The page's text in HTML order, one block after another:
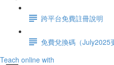
跨平台免費註冊說明
免費兌換碼（July2025
Teach online with